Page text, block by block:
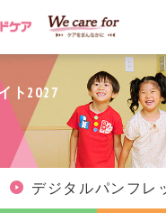
ト2027
デジタルパンフレ